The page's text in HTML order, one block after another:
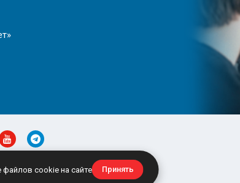
Обратная связь site@prizyvanet.ru
файлов cookie на сайте Принять